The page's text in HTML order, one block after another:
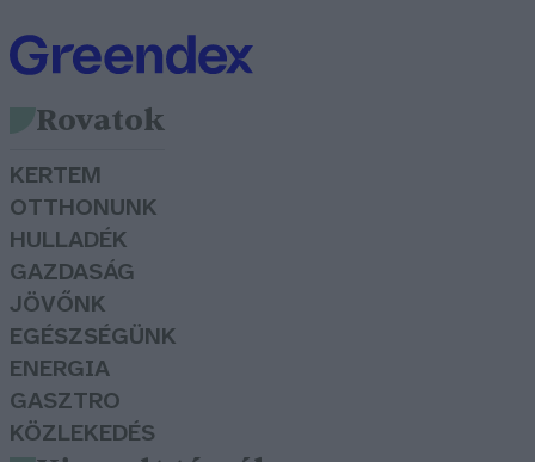
Rovatok
KERTEM
OTTHONUNK
HULLADÉK
GAZDASÁG
JÖVŐNK
EGÉSZSÉGÜNK
ENERGIA
GASZTRO
KÖZLEKEDÉS